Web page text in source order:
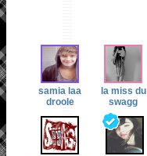
samia laa
droole
la miss du
swagg